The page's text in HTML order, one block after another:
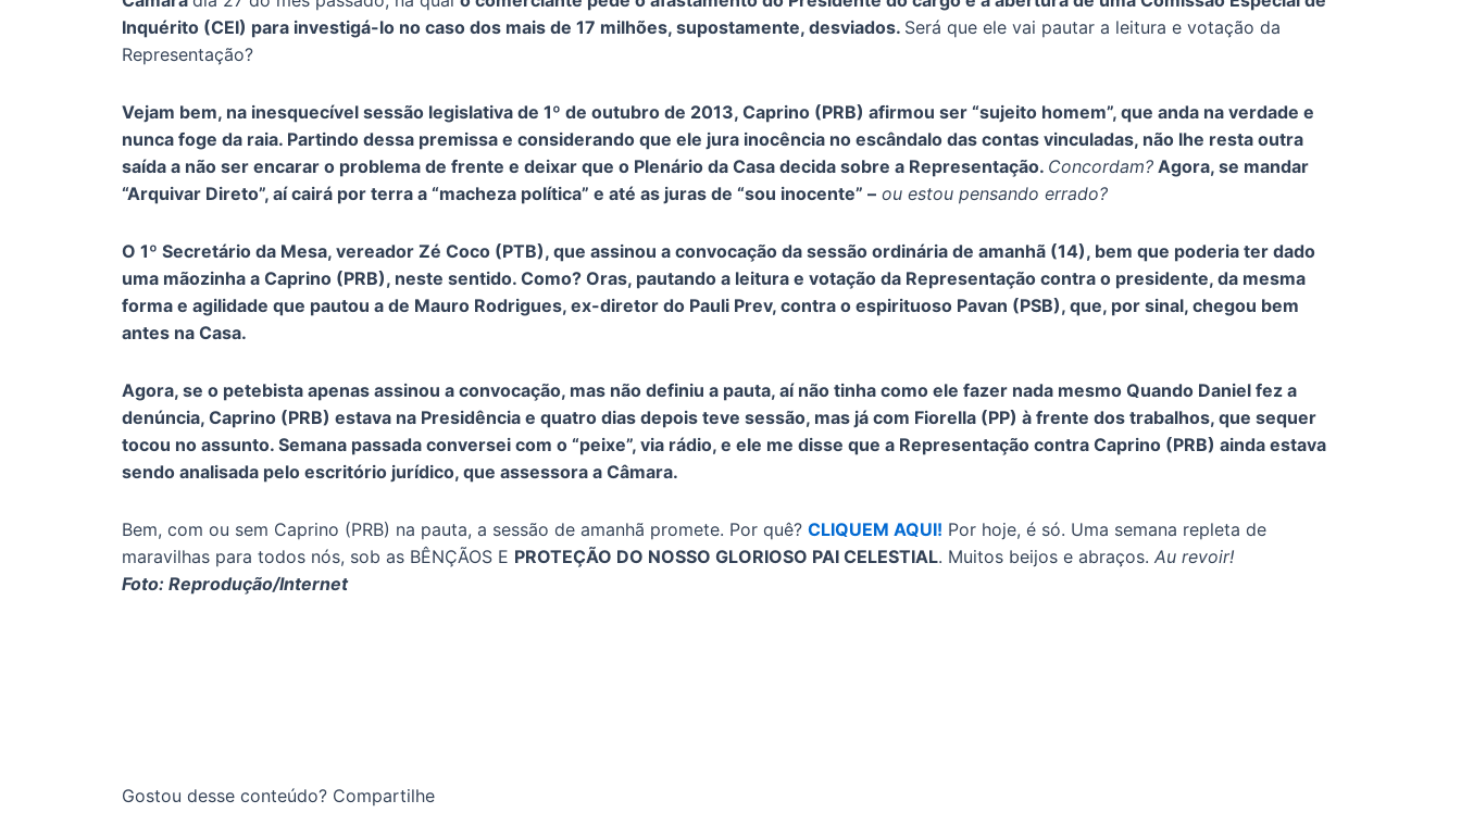
Inquérito (CEI) para investigá-lo no caso dos mais de 17 milhões, supostamente, desviados. Será que ele vai pautar a leitura e votação da
Representação?
Vejam bem, na inesquecível sessão legislativa de 1º de outubro de 2013, Caprino (PRB) afirmou ser “sujeito homem”, que anda na verdade e
nunca foge da raia. Partindo dessa premissa e considerando que ele jura inocência no escândalo das contas vinculadas, não lhe resta outra
saída a não ser encarar o problema de frente e deixar que o Plenário da Casa decida sobre a Representação. Concordam? Agora, se mandar
“Arquivar Direto”, aí cairá por terra a “macheza política” e até as juras de “sou inocente” – ou estou pensando errado?
O 1º Secretário da Mesa, vereador Zé Coco (PTB), que assinou a convocação da sessão ordinária de amanhã (14), bem que poderia ter dado
uma mãozinha a Caprino (PRB), neste sentido. Como? Oras, pautando a leitura e votação da Representação contra o presidente, da mesma
forma e agilidade que pautou a de Mauro Rodrigues, ex-diretor do Pauli Prev, contra o espirituoso Pavan (PSB), que, por sinal, chegou bem
antes na Casa.
Agora, se o petebista apenas assinou a convocação, mas não definiu a pauta, aí não tinha como ele fazer nada mesmo Quando Daniel fez a
denúncia, Caprino (PRB) estava na Presidência e quatro dias depois teve sessão, mas já com Fiorella (PP) à frente dos trabalhos, que sequer
tocou no assunto. Semana passada conversei com o “peixe”, via rádio, e ele me disse que a Representação contra Caprino (PRB) ainda estava
sendo analisada pelo escritório jurídico, que assessora a Câmara.
Bem, com ou sem Caprino (PRB) na pauta, a sessão de amanhã promete. Por quê? CLIQUEM AQUI! Por hoje, é só. Uma semana repleta de
maravilhas para todos nós, sob as BÊNÇÃOS E PROTEÇÃO DO NOSSO GLORIOSO PAI CELESTIAL. Muitos beijos e abraços. Au revoir!
Foto: Reprodução/Internet
Gostou desse conteúdo? Compartilhe